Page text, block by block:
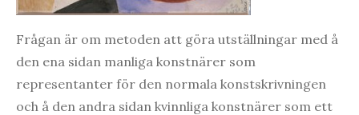
Frågan är om metoden att göra utställningar med å
den ena sidan manliga konstnärer som
representanter för den normala konstskrivningen
och å den andra sidan kvinnliga konstnärer som ett